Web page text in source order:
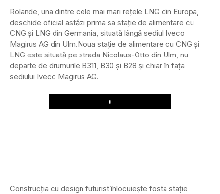
Rolande, una dintre cele mai mari rețele LNG din Europa,
deschide oficial astăzi prima sa stație de alimentare cu
CNG și LNG din Germania, situată lângă sediul Iveco
Magirus AG din Ulm.Noua stație de alimentare cu CNG și
LNG este situată pe strada Nicolaus-Otto din Ulm, nu
departe de drumurile B311, B30 și B28 și chiar în fața
sediului Iveco Magirus AG.
Play
Construcția cu design futurist înlocuiește fosta stație